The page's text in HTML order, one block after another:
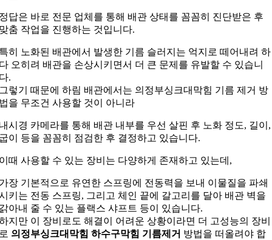
답은 바로 전문 업체를 통해 배관 상태를 꼼꼼히 진단받은 후
춤 작업을 진행하는 것입니다.
히 노화된 배관에서 발생한 기름 슬러지는 억지로 떼어내려 하
오히려 배관을 손상시키면서 더 큰 문제를 유발할 수 있습니
.
렇기 때문에 하림 배관에서는 의정부싱크대막힘 기름 제거 방
을 무조건 사용할 것이 아니라
시경 카메라를 통해 배관 내부를 우선 살핀 후 노화 정도, 길이,
이 등을 꼼꼼히 점검한 후 결정하고 있습니다.
때 사용할 수 있는 장비는 다양하게 존재하고 있는데,
장 기본적으로 유연한 스프링에 전동력을 보내 이물질을 파쇄
키는 전동 스프링, 그리고 체인 끝에 갈고리를 달아 배관 벽을
아내 줄 수 있는 플랙스 샤프트 등이 있습니다.
지만 이 장비로도 해결이 어려운 상황이라면 더 고성능의 장비
의정부싱크대막힘 하수구막힘 기름제거 방법을 떠올려야 합